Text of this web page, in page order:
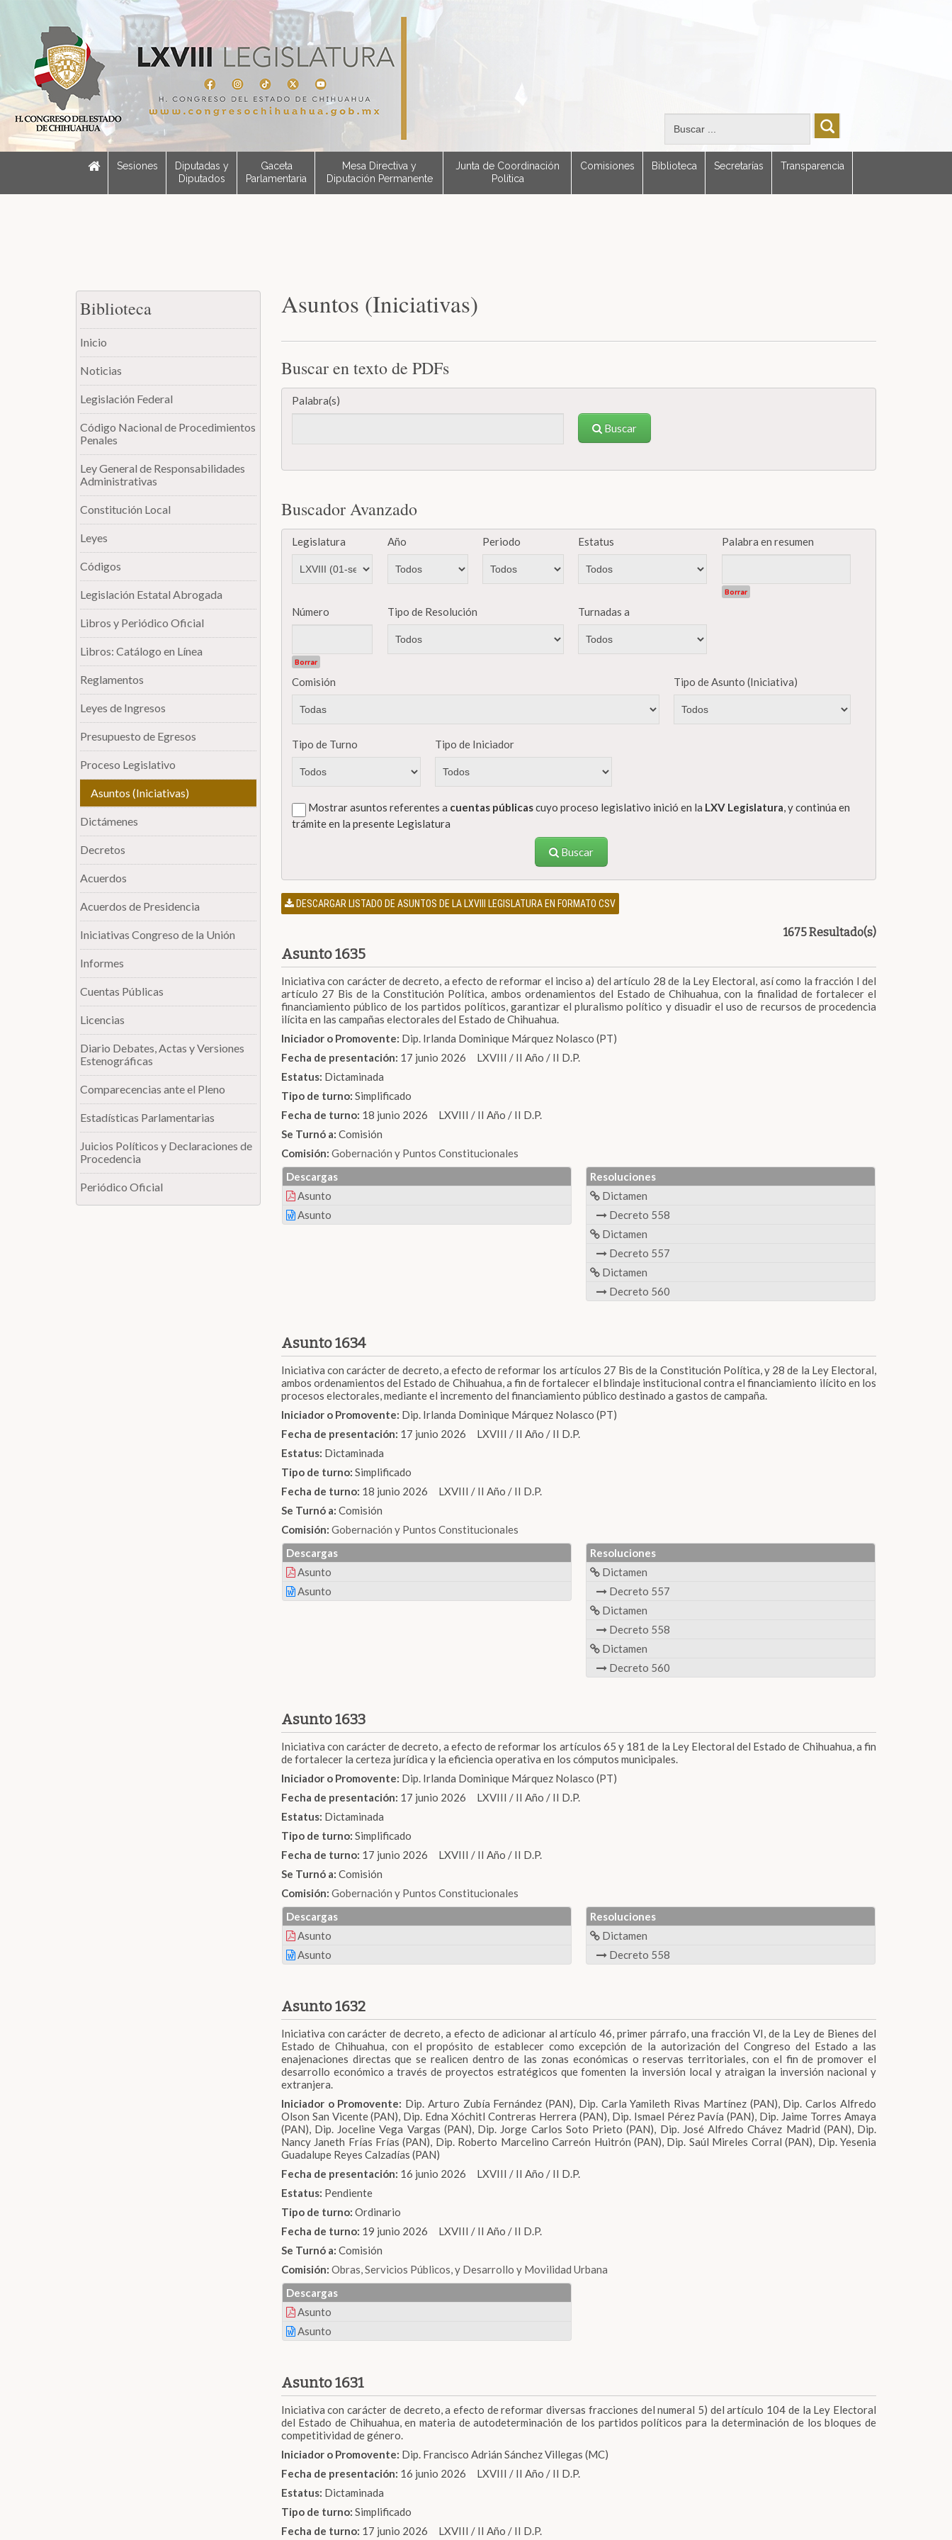
Sesiones
Diputadas y
Diputados
Gaceta
Parlamentaria
Mesa Directiva y
Diputación Permanente
Junta de Coordinación
Política
Comisiones Biblioteca Secretarías Transparencia
Biblioteca
Inicio
Noticias
Legislación Federal
Código Nacional de Procedimientos
Penales
Ley General de Responsabilidades
Administrativas
Constitución Local
Leyes
Códigos
Legislación Estatal Abrogada
Libros y Periódico Oficial
Libros: Catálogo en Línea
Reglamentos
Leyes de Ingresos
Presupuesto de Egresos
Proceso Legislativo
Asuntos (Iniciativas)
Dictámenes
Decretos
Acuerdos
Acuerdos de Presidencia
Iniciativas Congreso de la Unión
Informes
Cuentas Públicas
Licencias
Diario Debates, Actas y Versiones
Estenográficas
Comparecencias ante el Pleno
Estadísticas Parlamentarias
Juicios Políticos y Declaraciones de
Procedencia
Periódico Oficial
Asuntos (Iniciativas)
Buscar en texto de PDFs
Palabra(s)
Buscar
Buscador Avanzado
Legislatura Año Periodo Estatus Palabra en resumen
Borrar
Número
Borrar
Tipo de Resolución Turnadas a
Comisión Tipo de Asunto (Iniciativa)
Tipo de Turno Tipo de Iniciador
Mostrar asuntos referentes a cuentas públicascuyo proceso legislativo inició en la LXV Legislatura, y continúa en
trámite en la presente Legislatura
Buscar
DESCARGAR LISTADO DE ASUNTOS DE LA LXVIII LEGISLATURA EN FORMATO CSV
1675 Resultado(s)
Asunto 1635
Iniciativa con carácter de decreto, a efecto de reformar el inciso a) del artículo 28 de la Ley Electoral, así como la fracción I del
artículo 27 Bis de la Constitución Política, ambos ordenamientos del Estado de Chihuahua, con la finalidad de fortalecer el
financiamiento público de los partidos políticos, garantizar el pluralismo político y disuadir el uso de recursos de procedencia
ilícita en las campañas electorales del Estado de Chihuahua.
Iniciador o Promovente: Dip. Irlanda Dominique Márquez Nolasco (PT)
Fecha de presentación: 17 junio 2026 LXVIII / II Año / II D.P.
Estatus: Dictaminada
Tipo de turno: Simplificado
Fecha de turno: 18 junio 2026 LXVIII / II Año / II D.P.
Se Turnó a: Comisión
Comisión: Gobernación y Puntos Constitucionales
Descargas
Asunto
Asunto
Resoluciones
Dictamen
Decreto 558
Dictamen
Decreto 557
Dictamen
Decreto 560
Asunto 1634
Iniciativa con carácter de decreto, a efecto de reformar los artículos 27 Bis de la Constitución Política, y 28 de la Ley Electoral,
ambos ordenamientos del Estado de Chihuahua, a fin de fortalecer el blindaje institucional contra el financiamiento ilícito en los
procesos electorales, mediante el incremento del financiamiento público destinado a gastos de campaña.
Iniciador o Promovente: Dip. Irlanda Dominique Márquez Nolasco (PT)
Fecha de presentación: 17 junio 2026 LXVIII / II Año / II D.P.
Estatus: Dictaminada
Tipo de turno: Simplificado
Fecha de turno: 18 junio 2026 LXVIII / II Año / II D.P.
Se Turnó a: Comisión
Comisión: Gobernación y Puntos Constitucionales
Descargas
Asunto
Asunto
Resoluciones
Dictamen
Decreto 557
Dictamen
Decreto 558
Dictamen
Decreto 560
Asunto 1633
Iniciativa con carácter de decreto, a efecto de reformar los artículos 65 y 181 de la Ley Electoral del Estado de Chihuahua, a fin
de fortalecer la certeza jurídica y la eficiencia operativa en los cómputos municipales.
Iniciador o Promovente: Dip. Irlanda Dominique Márquez Nolasco (PT)
Fecha de presentación: 17 junio 2026 LXVIII / II Año / II D.P.
Estatus: Dictaminada
Tipo de turno: Simplificado
Fecha de turno: 17 junio 2026 LXVIII / II Año / II D.P.
Se Turnó a: Comisión
Comisión: Gobernación y Puntos Constitucionales
Descargas
Asunto
Asunto
Resoluciones
Dictamen
Decreto 558
Asunto 1632
Iniciativa con carácter de decreto, a efecto de adicionar al artículo 46, primer párrafo, una fracción VI, de la Ley de Bienes del
Estado de Chihuahua, con el propósito de establecer como excepción de la autorización del Congreso del Estado a las
enajenaciones directas que se realicen dentro de las zonas económicas o reservas territoriales, con el fin de promover el
desarrollo económico a través de proyectos estratégicos que fomenten la inversión local y atraigan la inversión nacional y
extranjera.
Iniciador o Promovente: Dip. Arturo Zubía Fernández (PAN), Dip. Carla Yamileth Rivas Martínez (PAN), Dip. Carlos Alfredo
Olson San Vicente (PAN), Dip. Edna Xóchitl Contreras Herrera (PAN), Dip. Ismael Pérez Pavía (PAN), Dip. Jaime Torres Amaya
(PAN), Dip. Joceline Vega Vargas (PAN), Dip. Jorge Carlos Soto Prieto (PAN), Dip. José Alfredo Chávez Madrid (PAN), Dip.
Nancy Janeth Frías Frías (PAN), Dip. Roberto Marcelino Carreón Huitrón (PAN), Dip. Saúl Mireles Corral (PAN), Dip. Yesenia
Guadalupe Reyes Calzadías (PAN)
Fecha de presentación: 16 junio 2026 LXVIII / II Año / II D.P.
Estatus: Pendiente
Tipo de turno: Ordinario
Fecha de turno: 19 junio 2026 LXVIII / II Año / II D.P.
Se Turnó a: Comisión
Comisión: Obras, Servicios Públicos, y Desarrollo y Movilidad Urbana
Descargas
Asunto
Asunto
Asunto 1631
Iniciativa con carácter de decreto, a efecto de reformar diversas fracciones del numeral 5) del artículo 104 de la Ley Electoral
del Estado de Chihuahua, en materia de autodeterminación de los partidos políticos para la determinación de los bloques de
competitividad de género.
Iniciador o Promovente: Dip. Francisco Adrián Sánchez Villegas (MC)
Fecha de presentación: 16 junio 2026 LXVIII / II Año / II D.P.
Estatus: Dictaminada
Tipo de turno: Simplificado
Fecha de turno: 17 junio 2026 LXVIII / II Año / II D.P.